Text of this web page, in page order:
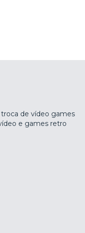
de vídeo games
e games retro